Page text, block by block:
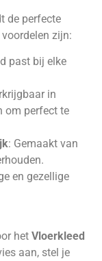
de perfecte
zijn:
past bij elke
in
om perfect te
: Gemaakt van
en gezellige
het Vloerkleed
aan, stel je